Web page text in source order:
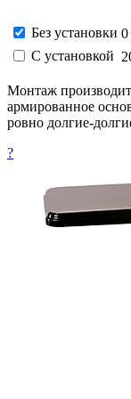
Без установки
С установкой
Монтаж
армированное
ровно долгие-
?